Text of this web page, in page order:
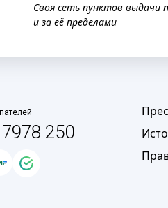
Своя сеть пунктов выдачи
и за её пределами
250